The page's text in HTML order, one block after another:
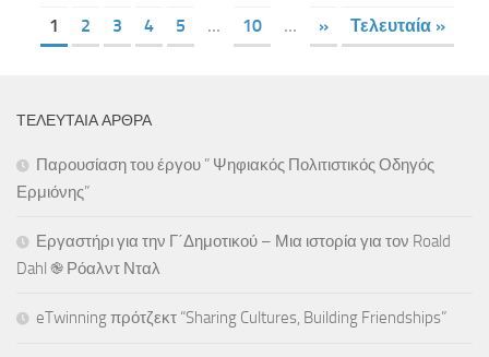
1 2 3 4 5 ... 10 ... » Τελευταία »
ΤΕΛΕΥΤΑΊΑ ΆΡΘΡΑ
Παρουσίαση του έργου ” Ψηφιακός Πολιτιστικός Οδηγός
Ερμιόνης”
Εργαστήρι για την Γ΄Δημοτικού – Μια ιστορία για τον Roald
Dahl ֎ Ρόαλντ Νταλ
eTwinning πρότζεκτ “Sharing Cultures, Building Friendships”